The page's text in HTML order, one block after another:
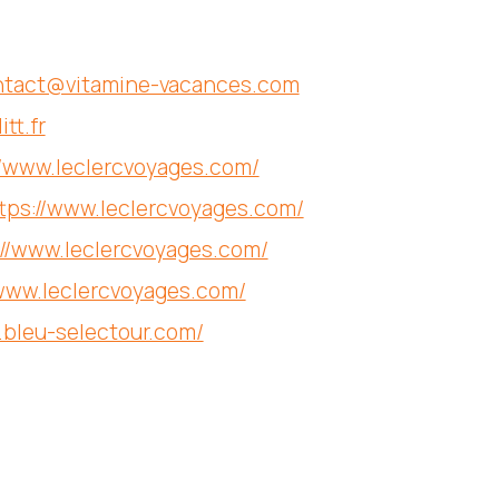
vacances.com
www.leclercvoyages.com/
www.leclercvoyages.com/
selectour.com/